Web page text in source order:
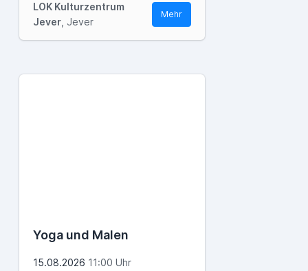
LOK Kulturzentrum
Jever , Jever
Mehr
Yoga und Malen
15.08.2026 11:00 Uhr